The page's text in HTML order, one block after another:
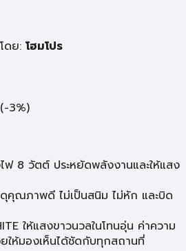
ดย: โฮมโปร
(-3%)
ฟ 8 วัตต์ ประหยัดพลังงานและให้แสง
คุณภาพดี ไม่เป็นสนิม ไม่หัก และบิด
ให้แสงขาวนวลในโทนอุ่น ค่าความ
ให้มองเห็นได้ชัดกับทุกสถานที่